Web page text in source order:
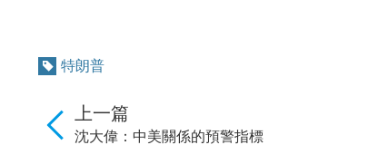
特朗普
上一篇
沈大偉：中美關係的預警指標